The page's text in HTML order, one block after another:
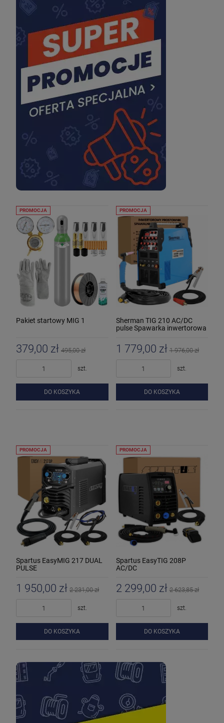
Pakiet startowy MIG 1
379,00 zł 495,00 zł
szt.
DO KOSZYKA
PROMOCJA
Sherman TIG 210 AC/DC
pulse Spawarka inwertorowa
1 779,00 zł 1 976,00 zł
szt.
DO KOSZYKA
PROMOCJA
Spartus EasyMIG 217 DUAL
PULSE
1 950,00 zł 2 231,00 zł
szt.
DO KOSZYKA
PROMOCJA
Spartus EasyTIG 208P
AC/DC
2 299,00 zł 2 623,85 zł
szt.
DO KOSZYKA
PROMOCJA